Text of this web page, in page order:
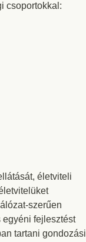
csoportokkal:
életviteli
szerűen
egyéni fejlesztést
tartani gondozási